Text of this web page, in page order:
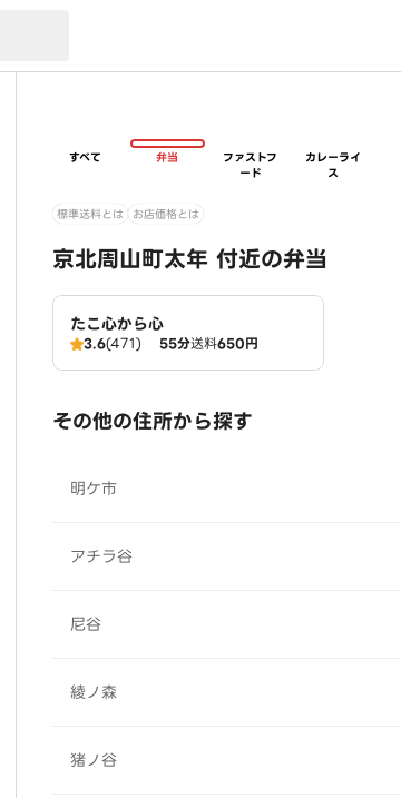
すべて 弁当
ファストフ
ード
カレーライ
ス
標準送料とは お店価格とは
京北周山町太年 付近の弁当
たこ心から心
3.6(471) 55分送料650円
その他の住所から探す
明ケ市
アチラ谷
尼谷
綾ノ森
猪ノ谷